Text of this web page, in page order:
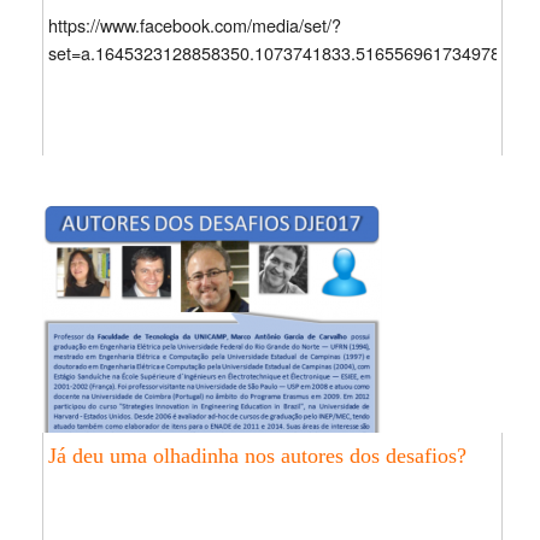
https://www.facebook.com/media/set/?
Já deu uma olhadinha nos autores dos desafios?